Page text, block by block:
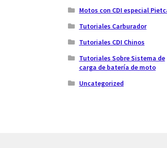
Motos con CDI especial
Tutoriales Carburador
Tutoriales CDI Chinos
Tutoriales Sobre Sistema de
carga de batería de moto
Uncategorized